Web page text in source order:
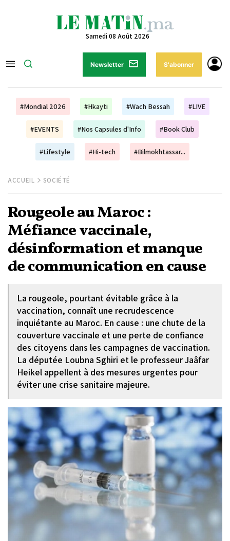
Samedi 08 Août 2026
Newsletter S'abonner
#Mondial 2026 #Hkayti #Wach Bessah #LIVE
#EVENTS #Nos Capsules d'Info #Book Club
#Lifestyle #Hi-tech #Bilmokhtassar...
ACCUEIL SOCIÉTÉ
Rougeole au Maroc :
Méfiance vaccinale,
désinformation et manque
de communication en cause
La rougeole, pourtant évitable grâce à la
vaccination, connaît une recrudescence
inquiétante au Maroc. En cause : une chute de la
couverture vaccinale et une perte de confiance
des citoyens dans les campagnes de vaccination.
La députée Loubna Sghiri et le professeur Jaâfar
Heikel appellent à des mesures urgentes pour
éviter une crise sanitaire majeure.